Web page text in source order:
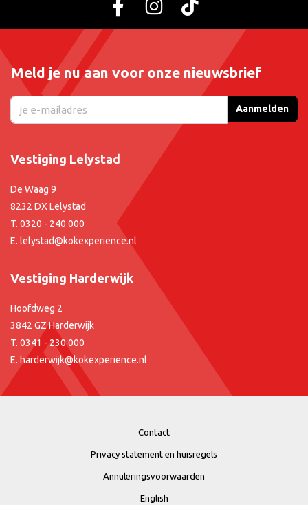
de hand van interviews, archiefbeelden van optredens en
Bocelli: Because I Believe de stem en de man die nog altijd de
harten van miljoenen luisteraars over de hele wereld raakt.
Meld je nu aan voor onze nieuwsbrief
Aanmelden
Vestiging Lelystad
De Waag 9
8232 DX Lelystad
T. 0320 - 240 000
E. lelystad@kokexperience.nl
Vestiging Harderwijk
Hoofdweg 2
3842 GZ Harderwijk
T. 0341 - 230 000
E. harderwijk@kokexperience.nl
Contact
Privacy statement en huisregels
Annuleringsvoorwaarden
English